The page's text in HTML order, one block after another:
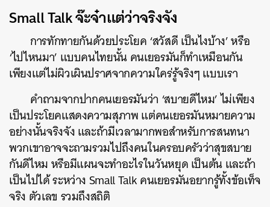
Small Talk จ๊ะจ๋าแต่ว่าจริงจัง
การทักทายกันด้วยประโยค ‘สวัสดี เป็นไงบ้าง’ หรือ
‘ไปไหนมา’ แบบคนไทยนั้น คนเยอรมันก็ทำเหมือนกัน
เพียงแต่ไม่ผิวเผินปราศจากความใคร่รู้จริงๆ แบบเรา
คำถามจากปากคนเยอรมันว่า ‘สบายดีไหม’ ไม่เพียง
เป็นประโยคแสดงความสุภาพ แต่คนเยอรมันหมายความ
อย่างนั้นจริงจัง และถ้ามีเวลามากพอสำหรับการสนทนา
พวกเขาอาจจะถามรวมไปถึงคนในครอบครัวว่าสุขสบาย
กันดีไหม หรือมีแผนจะทำอะไรในวันหยุด เป็นต้น และถ้า
เป็นไปได้ ระหว่าง Small Talk คนเยอรมันอยากรู้ทั้งข้อเท็จ
จริง ตัวเลข รวมถึงสถิติ